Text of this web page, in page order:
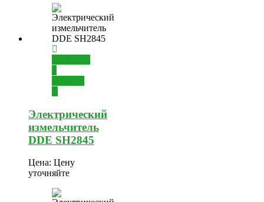
Электрический
измельчитель
DDE SH2845
Цена: Цену
уточняйте